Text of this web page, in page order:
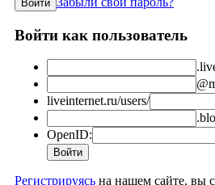
Войти как пользователь
liveinternet.ru/users/
OpenID:
Регистрируясь на нашем сайте, вы